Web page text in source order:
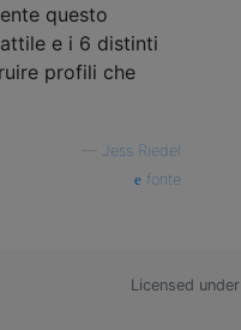
questo
e i 6 distinti
profili che
Jess Riedel
fonte
Licensed under